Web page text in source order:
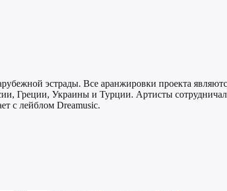
эстрады. Все аранжировки проекта
Греции, Украины и Турции. Артисты
с лейблом Dreamusic.